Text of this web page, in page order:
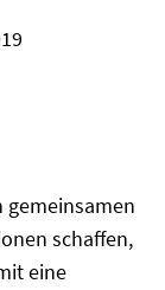
schaffen,
eine